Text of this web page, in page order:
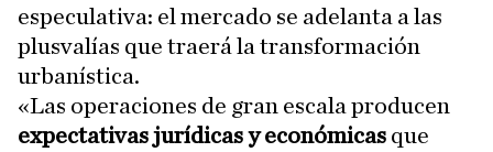
especulativa: el mercado se adelanta a las
plusvalías que traerá la transformación
urbanística.
«Las operaciones de gran escala producen
expectativas jurídicas y económicas que